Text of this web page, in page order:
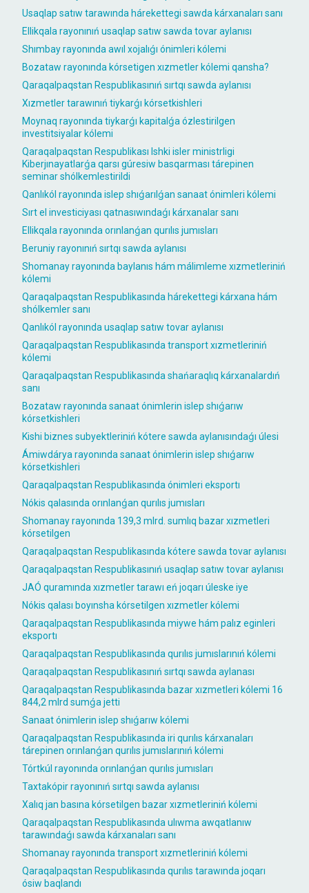
Usaqlap satıw tarawında hárekettegi sawda kárxanaları sanı
Ellikqala rayonınıń usaqlap satıw sawda tovar aylanısı
Shımbay rayonında awıl xojalıǵı ónimleri kólemi
Bozataw rayonında kórsetigen xızmetler kólemi qansha?
Qaraqalpaqstan Respublikasınıń sırtqı sawda aylanısı
Xızmetler tarawınıń tiykarǵı kórsetkishleri
Moynaq rayonında tiykarǵı kapitalǵa ózlestirilgen
investitsiyalar kólemi
Qaraqalpaqstan Respublikası Ishki isler ministrligi
Kiberjınayatlarǵa qarsı gúresiw basqarması tárepinen
seminar shólkemlestirildi
Qanlıkól rayonında islep shıǵarılǵan sanaat ónimleri kólemi
Sırt el investiciyası qatnasıwındaǵı kárxanalar sanı
Ellikqala rayonında orınlanǵan qurılıs jumısları
Beruniy rayonınıń sırtqı sawda aylanısı
Shomanay rayonında baylanıs hám málimleme xızmetleriniń
kólemi
Qaraqalpaqstan Respublikasında hárekettegi kárxana hám
shólkemler sanı
Qanlıkól rayonında usaqlap satıw tovar aylanısı
Qaraqalpaqstan Respublikasında transport xızmetleriniń
kólemi
Qaraqalpaqstan Respublikasında shańaraqlıq kárxanalardıń
sanı
Bozataw rayonında sanaat ónimlerin islep shıǵarıw
kórsetkishleri
Kishi biznes subyektleriniń kótere sawda aylanısındaǵı úlesi
Ámiwdárya rayonında sanaat ónimlerin islep shıǵarıw
kórsetkishleri
Qaraqalpaqstan Respublikasında ónimleri eksportı
Nókis qalasında orınlanǵan qurılıs jumısları
Shomanay rayonında 139,3 mlrd. sumlıq bazar xızmetleri
kórsetilgen
Qaraqalpaqstan Respublikasında kótere sawda tovar aylanısı
Qaraqalpaqstan Respublikasınıń usaqlap satıw tovar aylanısı
JAÓ quramında xızmetler tarawı eń joqarı úleske iye
Nókis qalası boyınsha kórsetilgen xızmetler kólemi
Qaraqalpaqstan Respublikasında miywe hám palız eginleri
eksportı
Qaraqalpaqstan Respublikasında qurılıs jumıslarınıń kólemi
Qaraqalpaqstan Respublikasınıń sırtqı sawda aylanası
Qaraqalpaqstan Respublikasında bazar xızmetleri kólemi 16
844,2 mlrd sumǵa jetti
Sanaat ónimlerin islep shıǵarıw kólemi
Qaraqalpaqstan Respublikasında iri qurılıs kárxanaları
tárepinen orınlanǵan qurılıs jumıslarınıń kólemi
Tórtkúl rayonında orınlanǵan qurılıs jumısları
Taxtakópir rayonınıń sırtqı sawda aylanısı
Xalıq jan basına kórsetilgen bazar xızmetleriniń kólemi
Qaraqalpaqstan Respublikasında ulıwma awqatlanıw
tarawındaǵı sawda kárxanaları sanı
Shomanay rayonında transport xızmetleriniń kólemi
Qaraqalpaqstan Respublikasında qurılıs tarawında joqarı
ósiw baqlandı